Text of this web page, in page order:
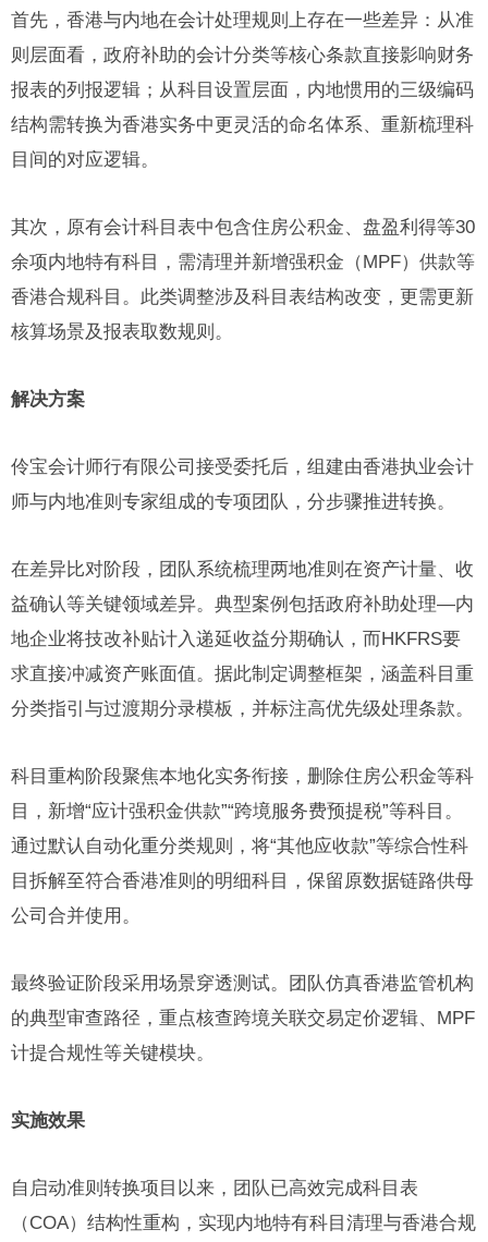
首先，香港与内地在会计处理规则上存在一些差异：从准
则层面看，政府补助的会计分类等核心条款直接影响财务
报表的列报逻辑；从科目设置层面，内地惯用的三级编码
结构需转换为香港实务中更灵活的命名体系、重新梳理科
目间的对应逻辑。
其次，原有会计科目表中包含住房公积金、盘盈利得等30
余项内地特有科目，需清理并新增强积金（MPF）供款等
香港合规科目。此类调整涉及科目表结构改变，更需更新
核算场景及报表取数规则。
解决方案
伶宝会计师行有限公司接受委托后，组建由香港执业会计
师与内地准则专家组成的专项团队，分步骤推进转换。
在差异比对阶段，团队系统梳理两地准则在资产计量、收
益确认等关键领域差异。典型案例包括政府补助处理—内
地企业将技改补贴计入递延收益分期确认，而HKFRS要
求直接冲减资产账面值。据此制定调整框架，涵盖科目重
分类指引与过渡期分录模板，并标注高优先级处理条款。
科目重构阶段聚焦本地化实务衔接，删除住房公积金等科
目，新增“应计强积金供款”“跨境服务费预提税”等科目。
通过默认自动化重分类规则，将“其他应收款”等综合性科
目拆解至符合香港准则的明细科目，保留原数据链路供母
公司合并使用。
最终验证阶段采用场景穿透测试。团队仿真香港监管机构
的典型审查路径，重点核查跨境关联交易定价逻辑、MPF
计提合规性等关键模块。
实施效果
自启动准则转换项目以来，团队已高效完成科目表
（COA）结构性重构，实现内地特有科目清理与香港合规